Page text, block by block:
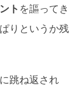
ト を謳ってき
りというか残
跳ね返され